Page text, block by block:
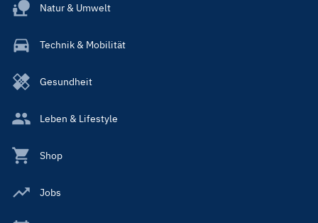
Natur & Umwelt
Technik & Mobilität
Gesundheit
Leben & Lifestyle
Shop
Jobs